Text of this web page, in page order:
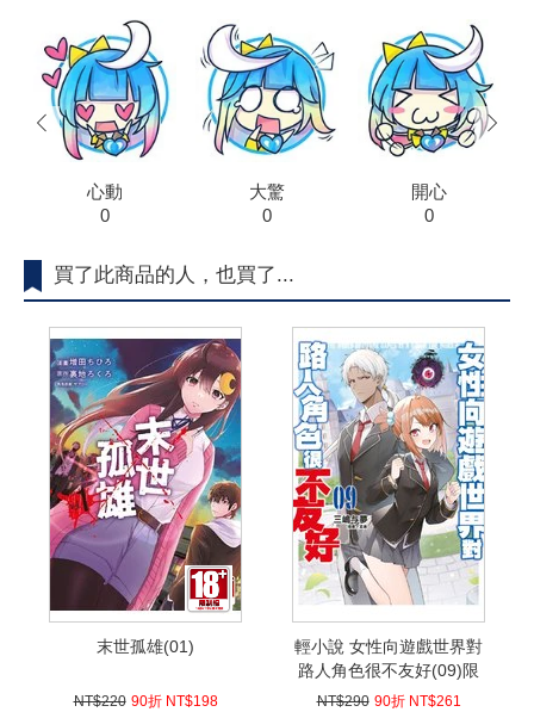
心動
0
大驚
0
開心
0
prev next
買了此商品的人，也買了...
末世孤雄(01)
NT$220 90折 NT$198
輕小說 女性向遊戲世界對
路人角色很不友好(09)限
定版
NT$290 90折 NT$261